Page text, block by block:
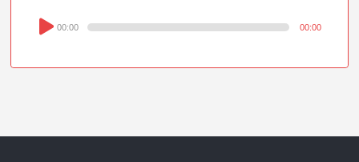
Audio
Player
00:00 00:00